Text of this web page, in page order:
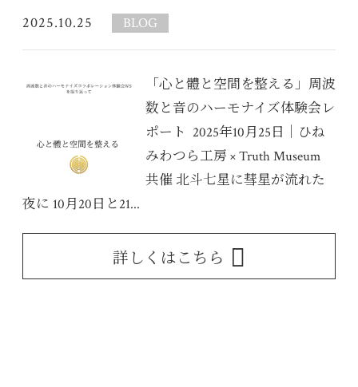
2025.10.25 BLOG
「心と體と空間を整える」周波
数と音のハーモナイズ体験会レ
ポート 2025年10月25日｜ひね
みわつら工房 × Truth Museum
共催 北斗七星に彗星が流れた
夜に 10月20日と21...
詳しくはこちら